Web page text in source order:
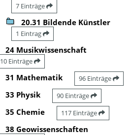
7 Einträge
20.31 Bildende Künstler
1 Eintrag
24 Musikwissenschaft
10 Einträge
31 Mathematik 96 Einträge
33 Physik 90 Einträge
35 Chemie 117 Einträge
38 Geowissenschaften